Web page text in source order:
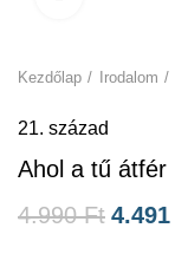
Kezdőlap Irodalom
21. század
Ahol a tű átfér
4.990Ft 4.491